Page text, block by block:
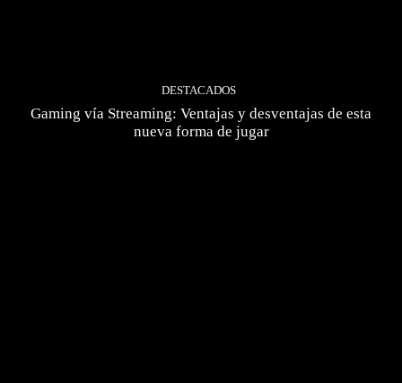
DESTACADOS
Gaming vía Streaming: Ventajas y desventajas de esta
nueva forma de jugar